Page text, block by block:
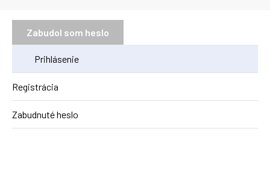
Prihlásenie
Registrácia
Zabudnuté heslo
Zabudol som heslo